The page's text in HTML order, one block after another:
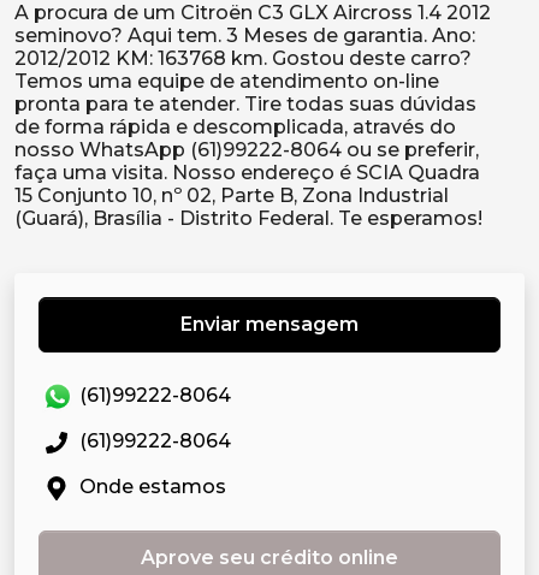
A procura de um Citroën C3 GLX Aircross 1.4 2012
seminovo? Aqui tem. 3 Meses de garantia. Ano:
2012/2012 KM: 163768 km. Gostou deste carro?
Temos uma equipe de atendimento on-line
pronta para te atender. Tire todas suas dúvidas
de forma rápida e descomplicada, através do
nosso WhatsApp (61)99222-8064 ou se preferir,
faça uma visita. Nosso endereço é SCIA Quadra
15 Conjunto 10, nº 02, Parte B, Zona Industrial
Enviar mensagem
(61)99222-8064
(61)99222-8064
Onde estamos
Aprove seu crédito online